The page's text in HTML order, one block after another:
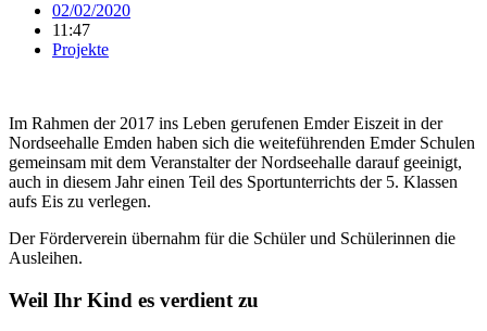
02/02/2020
11:47
Projekte
Im Rahmen der 2017 ins Leben gerufenen Emder Eiszeit in der
Nordseehalle Emden haben sich die weiteführenden Emder Schulen
gemeinsam mit dem Veranstalter der Nordseehalle darauf geeinigt,
auch in diesem Jahr einen Teil des Sportunterrichts der 5. Klassen
aufs Eis zu verlegen.
Der Förderverein übernahm für die Schüler und Schülerinnen die
Ausleihen.
Weil Ihr Kind es verdient zu